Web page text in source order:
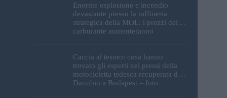
Enorme esplosione e incendio
devastante presso la raffineria
strategica della MOL: i prezzi del
carburante aumenteranno
Caccia al tesoro: cosa hanno
trovato gli esperti nei pressi della
motocicletta tedesca recuperata dal
Danubio a Budapest – foto